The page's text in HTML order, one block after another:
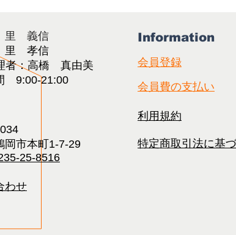
里 義信
里 孝信
者：高橋 真由美​
9:00-21:00
岡市本町1-7-29
25-8516
Information
会員登録
会員費の支払い
利用規約
特定商取引法に基
わせ